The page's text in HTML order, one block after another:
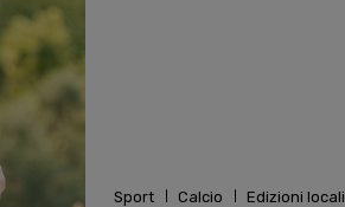
Sport Calcio Edizioni locali